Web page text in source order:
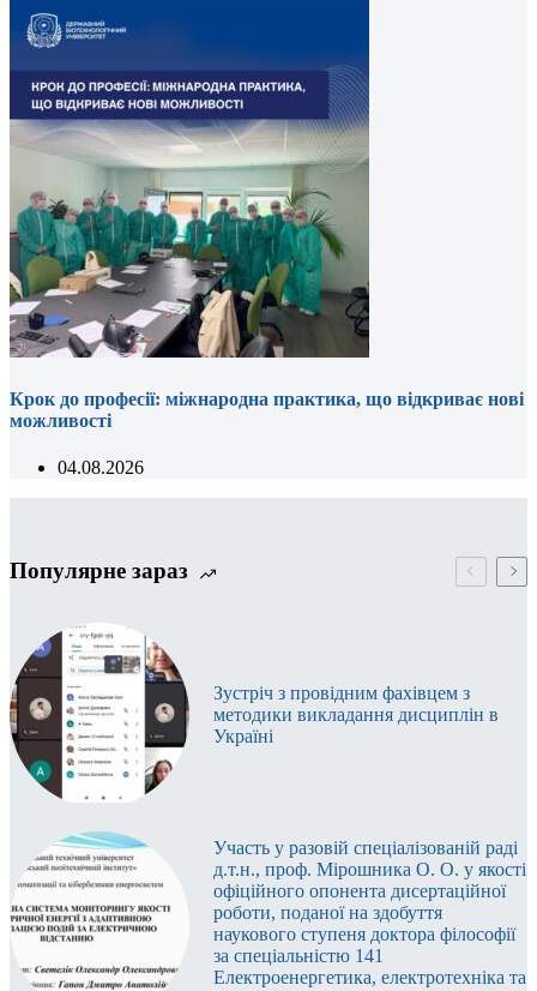
Крок до професії: міжнародна практика, що відкриває нові
можливості
04.08.2026
Популярне зараз
Зустріч з провідним фахівцем з
методики викладання дисциплін в
Україні
Участь у разовій спеціалізованій раді
д.т.н., проф. Мірошника О. О. у якості
офіційного опонента дисертаційної
роботи, поданої на здобуття
наукового ступеня доктора філософії
за спеціальністю 141
Електроенергетика, електротехніка та